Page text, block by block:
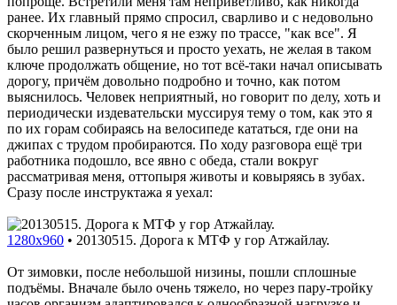
ранее. Их главный прямо спросил, сварливо и с недовольно
скорченным лицом, чего я не езжу по трассе, "как все". Я
было решил развернуться и просто уехать, не желая в таком
ключе продолжать общение, но тот всё-таки начал описывать
дорогу, причём довольно подробно и точно, как потом
выяснилось. Человек неприятный, но говорит по делу, хоть и
периодически издевательски муссируя тему о том, как это я
по их горам собираясь на велосипеде кататься, где они на
джипах с трудом пробираются. По ходу разговора ещё три
работника подошло, все явно с обеда, стали вокруг
рассматривая меня, оттопыря животы и ковыряясь в зубах.
Сразу после инструктажа я уехал:
1280x960 • 20130515. Дорога к МТФ у гор Атжайлау.
От зимовки, после небольшой низины, пошли сплошные
подъёмы. Вначале было очень тяжело, но через пару-тройку